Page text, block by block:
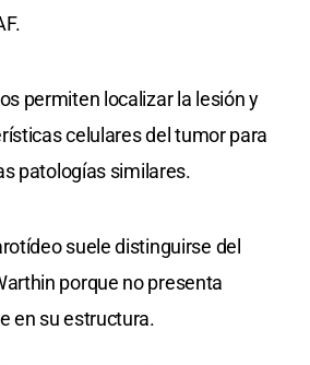
permiten localizar la lesión y
celulares del tumor para
patologías similares.
suele distinguirse del
porque no presenta
en su estructura.